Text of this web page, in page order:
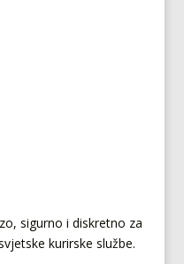
sigurno i diskretno za
kurirske službe.